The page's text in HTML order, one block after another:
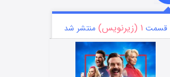
قسمت ۱ (زیرنویس) منتشر شد